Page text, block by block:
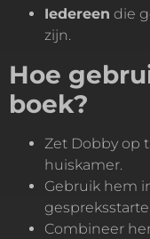
Iedereen die
zijn.
Hoe
boek?
Zet Dobby op
huiskamer.
Gebruik hem
Combineer